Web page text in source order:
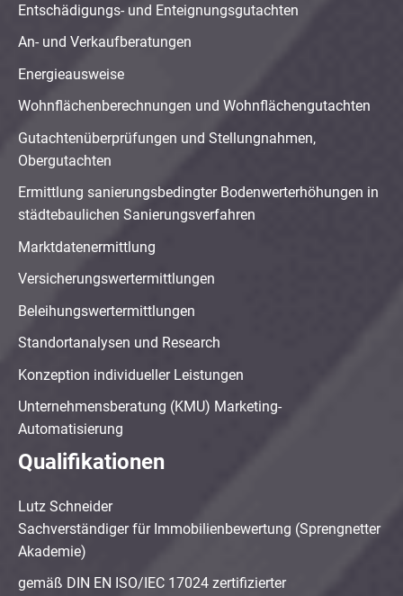
Entschädigungs- und Enteignungsgutachten
An- und Verkaufberatungen
Energieausweise
Wohnflächenberechnungen und Wohnflächengutachten
Gutachtenüberprüfungen und Stellungnahmen,
Obergutachten
Ermittlung sanierungsbedingter Bodenwerterhöhungen in
städtebaulichen Sanierungsverfahren
Marktdatenermittlung
Versicherungswertermittlungen
Beleihungswertermittlungen
Standortanalysen und Research
Konzeption individueller Leistungen
Unternehmensberatung (KMU) Marketing-
Automatisierung
Qualifikationen
Lutz Schneider
Sachverständiger für Immobilienbewertung (Sprengnetter
Akademie)
gemäß DIN EN ISO/IEC 17024 zertifizierter